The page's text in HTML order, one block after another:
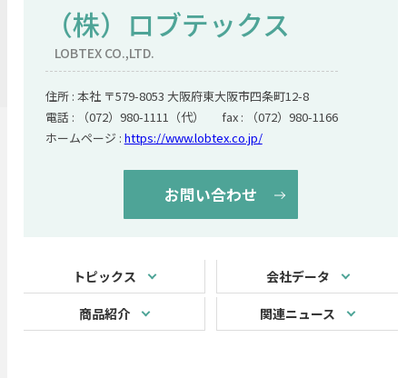
（株）ロブテックス
LOBTEX CO.,LTD.
住所 : 本社 〒579-8053 大阪府東大阪市四条町12-8
電話 : （072）980-1111（代） fax : （072）980-1166
ホームページ : https://www.lobtex.co.jp/
お問い合わせ
トピックス 会社データ
商品紹介 関連ニュース